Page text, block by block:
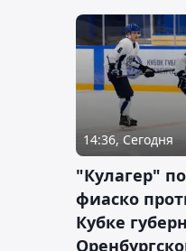
14:36, Сегодня
"Кулагер"
фиаско
Кубке